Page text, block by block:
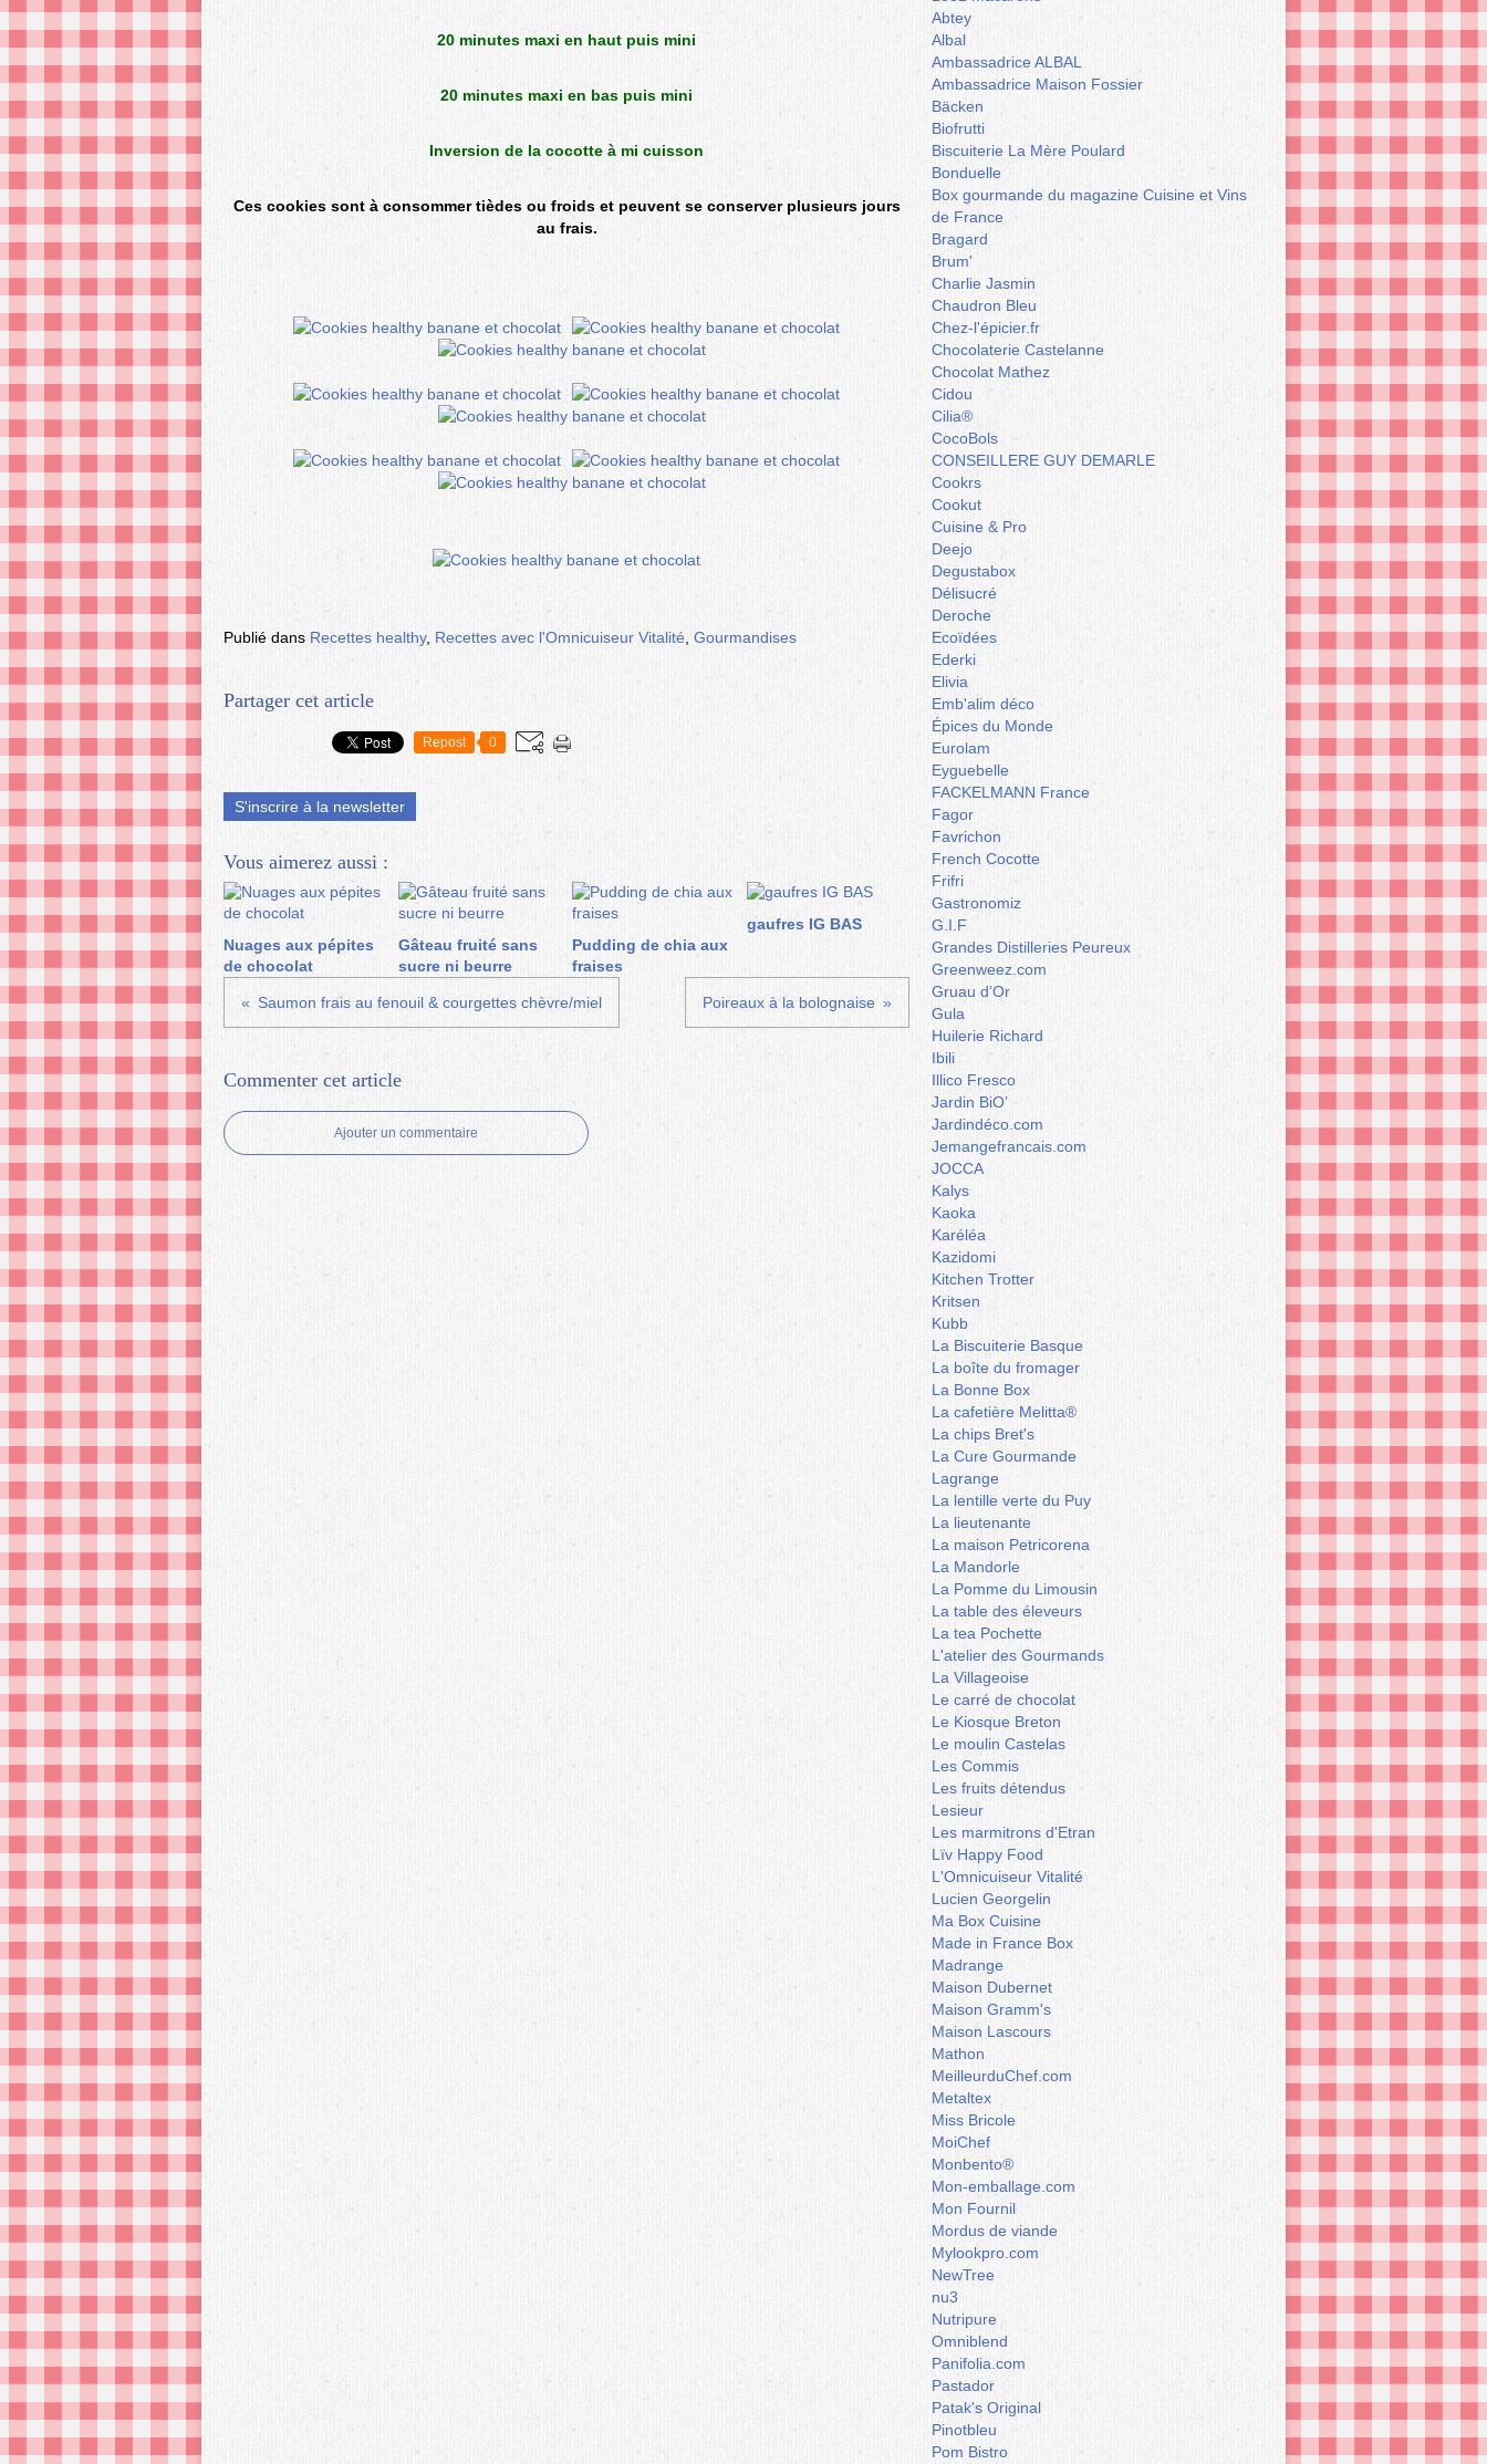
20 minutes maxi en haut puis mini
20 minutes maxi en bas puis mini
Inversion de la cocotte à mi cuisson
Ces cookies sont à consommer tièdes ou froids et peuvent se conserver plusieurs jours
au frais.
Publié dans Recettes healthy, Recettes avec l'Omnicuiseur Vitalité Gourmandises
Partager cet article
Repost 0
S'inscrire à la newsletter
Vous aimerez aussi :
Nuages aux pépites
de chocolat
Gâteau fruité sans
sucre ni beurre
Pudding de chia aux
fraises
gaufres IG BAS
Saumon frais au fenouil & courgettes chèvre/miel Poireaux à la bolognaise
Commenter cet article
Ajouter un commentaire
Abtey
Albal
Ambassadrice ALBAL
Ambassadrice Maison Fossier
Bäcken
Biofrutti
Biscuiterie La Mère Poulard
Bonduelle
Box gourmande du magazine Cuisine et Vins
de France
Bragard
Brum'
Charlie Jasmin
Chaudron Bleu
Chez-l'épicier.fr
Chocolaterie Castelanne
Chocolat Mathez
Cidou
Cilia®
CocoBols
CONSEILLERE GUY DEMARLE
Cookrs
Cookut
Cuisine & Pro
Deejo
Degustabox
Délisucré
Deroche
Ecoïdées
Ederki
Elivia
Emb'alim déco
Épices du Monde
Eurolam
Eyguebelle
FACKELMANN France
Fagor
Favrichon
French Cocotte
Frifri
Gastronomiz
G.I.F
Grandes Distilleries Peureux
Greenweez.com
Gruau d’Or
Gula
Huilerie Richard
Ibili
Illico Fresco
Jardin BiO’
Jardindéco.com
Jemangefrancais.com
JOCCA
Kalys
Kaoka
Karéléa
Kazidomi
Kitchen Trotter
Kritsen
Kubb
La Biscuiterie Basque
La boîte du fromager
La Bonne Box
La cafetière Melitta®
La chips Bret's
La Cure Gourmande
Lagrange
La lentille verte du Puy
La lieutenante
La maison Petricorena
La Mandorle
La Pomme du Limousin
La table des éleveurs
La tea Pochette
L'atelier des Gourmands
La Villageoise
Le carré de chocolat
Le Kiosque Breton
Le moulin Castelas
Les Commis
Les fruits détendus
Lesieur
Les marmitrons d'Etran
Lïv Happy Food
L'Omnicuiseur Vitalité
Lucien Georgelin
Ma Box Cuisine
Made in France Box
Madrange
Maison Dubernet
Maison Gramm's
Maison Lascours
Mathon
MeilleurduChef.com
Metaltex
Miss Bricole
MoiChef
Monbento®
Mon-emballage.com
Mon Fournil
Mordus de viande
Mylookpro.com
NewTree
nu3
Nutripure
Omniblend
Panifolia.com
Pastador
Patak's Original
Pinotbleu
Pom Bistro